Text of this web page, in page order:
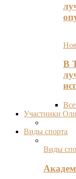
В
Участники
Виды спорта
Виды